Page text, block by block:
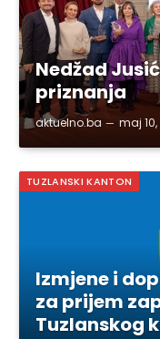
Nedžad
priznanja
aktuelno.ba maj 10,
TUZLANSKI KANTON
Izmjene i
za prijem
Tuzlanskog